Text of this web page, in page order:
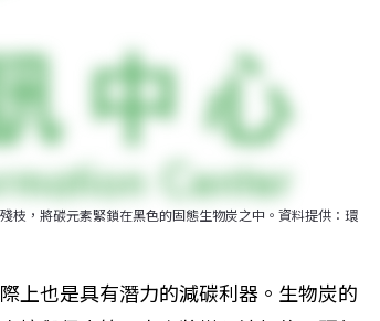
枝，將碳元素緊鎖在黑色的固態生物炭之中。資料提供：環
上也是具有潛力的減碳利器。生物炭的